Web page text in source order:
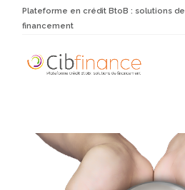
Plateforme en crédit BtoB : solutions de
financement